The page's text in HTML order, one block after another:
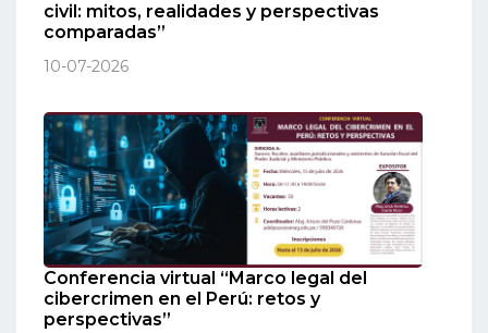
civil: mitos, realidades y perspectivas
comparadas”
10-07-2026
Conferencia virtual “Marco legal del
cibercrimen en el Perú: retos y
perspectivas”